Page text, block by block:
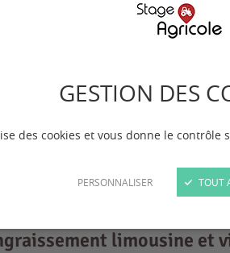
GESTION DES
des cookies et vous donne le contrôle
PERSONNALISER TOUT
Signaler l'offre
limousine et